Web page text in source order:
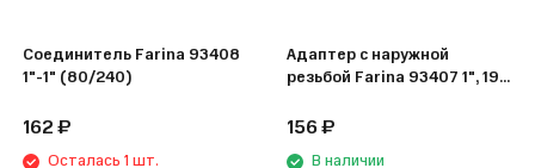
Соединитель Farina 93408
1"-1" (80/240)
162₽
Осталась 1 шт.
Адаптер с наружной
резьбой Farina 93407 1", 19
156₽
В наличии